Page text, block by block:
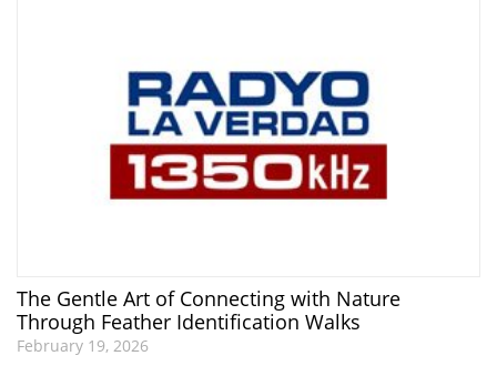
The Gentle Art of Connecting with Nature
Through Feather Identification Walks
February 19, 2026